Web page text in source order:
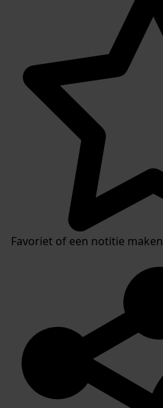
Favoriet of een notitie maken